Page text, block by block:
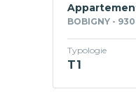
BOBIGNY -
Typologie
T1